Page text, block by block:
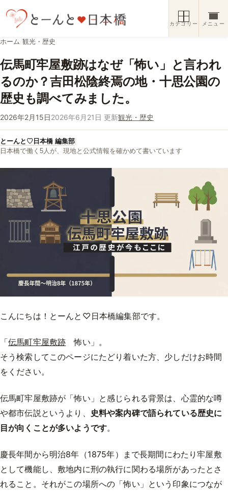
カテゴリー メニュー
ホーム/観光・歴史
伝馬町牢屋敷跡はなぜ「怖い」と言われ
るのか？吉田松陰終焉の地・十思公園の
歴史も調べてみました。
2026年2月15日2026年6月21日 更新観光・歴史
とーんと♡日本橋 編集部
日本橋で働く5人が、現地と公式情報を確かめて書いています
こんにちは！とーんと♡日本橋編集部です。
「伝馬町牢屋敷跡 怖い」。
そう検索してこのページにたどり着いた方、少しだけお時間
をください。
伝馬町牢屋敷跡が「怖い」と感じられる背景は、心霊的な噂
や都市伝説というより、
史料や案内碑で語られている歴史に
目が向くことが多いようです。
慶長年間から明治8年（1875年）まで長期間にわたり牢屋敷
として機能し、敷地内に刑の執行に関わる場所があったとさ
れること。それがこの場所への「怖い」という印象につなが